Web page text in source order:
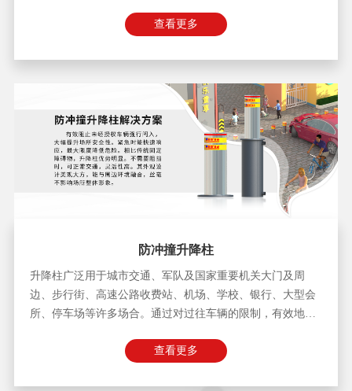
智慧景区的数据打通联动，缺少通过停车流程提升旅客体验
查看更多
防冲撞升降柱
升降柱广泛用于城市交通、军队及国家重要机关大门及周
边、步行街、高速公路收费站、机场、学校、银行、大型会
所、停车场等许多场合。通过对过往车辆的限制，有效地保
查看更多